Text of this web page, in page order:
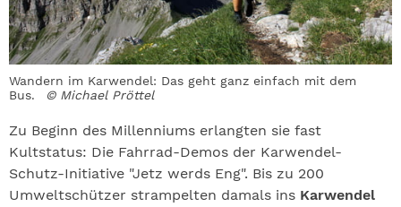
Wandern im Karwendel: Das geht ganz einfach mit dem
Bus.
© Michael Pröttel
Zu Beginn des Millenniums erlangten sie fast
Kultstatus: Die Fahrrad-Demos der Karwendel-
Schutz-Initiative "Jetz werds Eng". Bis zu 200
Umweltschützer strampelten damals ins Karwendel